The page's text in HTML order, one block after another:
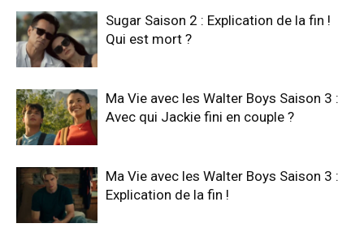
Sugar Saison 2 : Explication de la fin !
Qui est mort ?
Ma Vie avec les Walter Boys Saison 3 :
Avec qui Jackie fini en couple ?
Ma Vie avec les Walter Boys Saison 3 :
Explication de la fin !